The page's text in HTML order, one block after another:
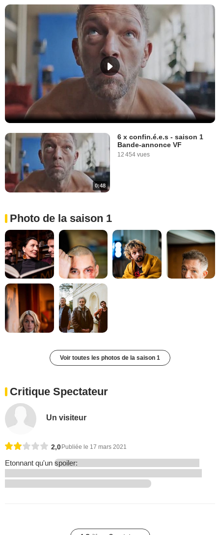
0:48
6 x confin.é.e.s - saison 1
Bande-annonce VF
12 454 vues
Photo de la saison 1
Voir toutes les photos de la saison 1
Critique Spectateur
Un visiteur
2,0Publiée le 17 mars 2021
Etonnant qu'un spoiler: